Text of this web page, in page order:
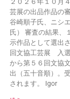
芸展の出品作品の
谷崎順子氏、ニシ
氏） 審査の結果、
示作品として選出
回文協工芸展 入
から第５６回文協
出（五十音順）。
されます。 Igor